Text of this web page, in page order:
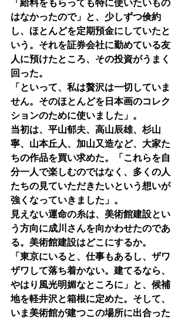
「給料をもらっても特に使いたいもの
はなかったので」と、少しずつ倹約
し、ほとんどを定期預金にしていたと
いう。それを証券会社に勤めている友
人に預けたところ、その投資がうまく
回った。
「といって、私は贅沢は一切していま
せん。そのほとんどを日本画のコレク
ションのために使いました」。
当初は、平山郁夫、高山辰雄、杉山
寧、山本丘人、加山又造など、大家た
ちの作品を買い求めた。「これらを自
分一人で楽しむのではなく、多くの人
たちの見ていただきたいという想いが
強くなっていきました」。
見えない運命の糸は、美術館建設とい
う方向に成川さんを向かわせたのであ
る。美術館建設はどこにするか。
「東京にいると、仕事もあるし、ザワ
ザワして落ち着かない。建てるなら、
やはり風光明媚なところに」と、候補
地を軽井沢と箱根に定めた。そして、
いま美術館が建つこの場所に出合った